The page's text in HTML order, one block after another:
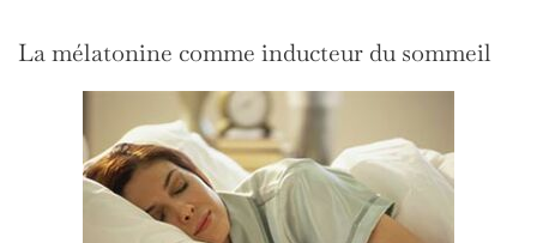
La mélatonine comme inducteur du sommeil